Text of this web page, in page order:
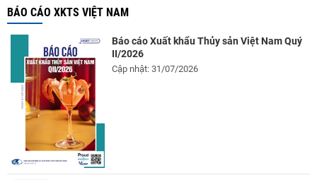
BÁO CÁO XKTS VIỆT NAM
Báo cáo Xuất khẩu Thủy sản Việt Nam Quý
II/2026
Cập nhật: 31/07/2026